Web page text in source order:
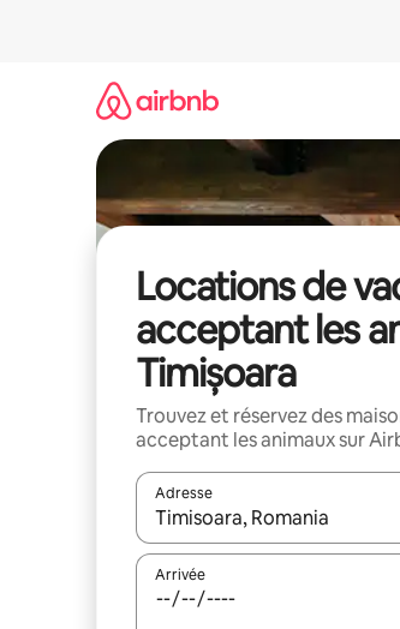
Locations de
acceptant les
Timișoara
Trouvez et réservez des
acceptant les animaux sur
Adresse
Lorsque les résultats
Arrivée